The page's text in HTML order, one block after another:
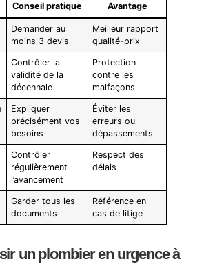
Conseil pratique Avantage
Demander au
moins 3 devis
Meilleur rapport
qualité-prix
Contrôler la
validité de la
décennale
Protection
contre les
malfaçons
Expliquer
précisément vos
besoins
Éviter les
erreurs ou
dépassements
Contrôler
régulièrement
l’avancement
Respect des
délais
Garder tous les
documents
Référence en
cas de litige
un plombier en urgence à